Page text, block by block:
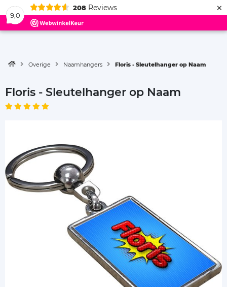
9,0
208 Reviews ×
Menu
Overige Naamhangers Floris - Sleutelhanger op Naam
Floris - Sleutelhanger op Naam